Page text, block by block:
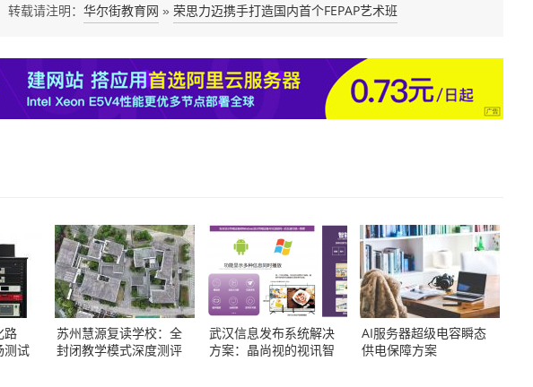
转载请注明： 华尔街教育网 » 荣思力迈携手打造国内首个FEPAP艺术班
路
测试
苏州慧源复读学校：全
封闭教学模式深度测评
武汉信息发布系统解决
方案：晶尚视的视讯智
AI服务器超级电容瞬态
供电保障方案